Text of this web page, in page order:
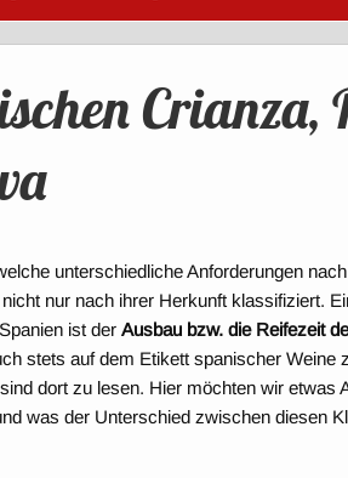
Crianza,
unterschiedliche Anforderungen
nur nach ihrer Herkunft klassifiziert.
ist derAusbau bzw. die Reifezeit
stets auf dem Etikett spanischer Weine
dort zu lesen. Hier möchten wir etwas
was der Unterschied zwischen diesen